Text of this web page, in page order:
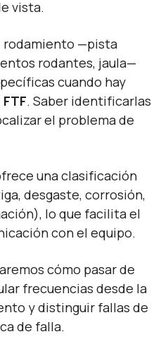
vista.
rodamiento —pista
rodantes, jaula—
cuando hay
FTF. Saber identificarlas
el problema de
una clasificación
desgaste, corrosión,
lo que facilita el
con el equipo.
cómo pasar de
frecuencias desde la
y distinguir fallas de
de falla.